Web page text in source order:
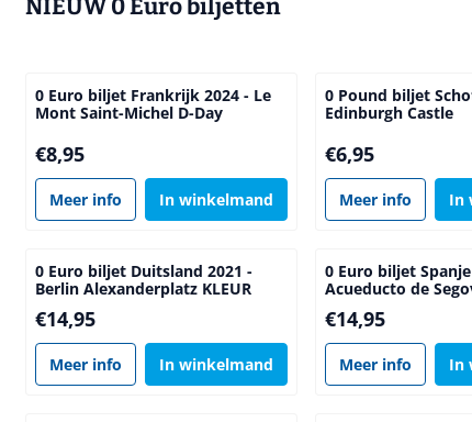
NIEUW 0 Euro biljetten
0 Euro biljet Frankrijk 2024 - Le
Mont Saint-Michel D-Day
Prijs: 8,95
€8,95
Meer info In winkelmand
0 Pound biljet
Edinburgh Castle
Prijs: 6,95
€6,95
Meer info In
0 Euro biljet Duitsland 2021 -
Berlin Alexanderplatz KLEUR
Prijs: 14,95
€14,95
Meer info In winkelmand
0 Euro biljet
Acueducto de
Prijs: 14,95
€14,95
Meer info In